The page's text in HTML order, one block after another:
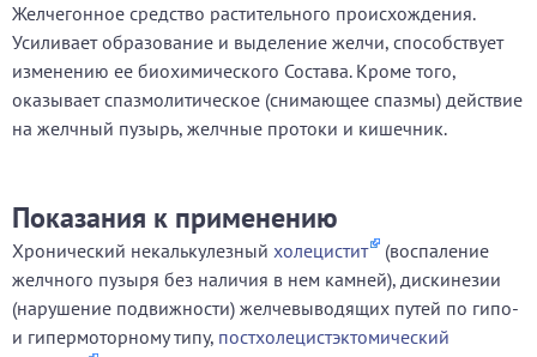
Желчегонное средство растительного происхождения.
Усиливает образование и выделение желчи, способствует
изменению ее биохимического Состава. Кроме того,
оказывает спазмолитическое (снимающее спазмы) действие
на желчный пузырь, желчные протоки и кишечник.
Показания к применению
Хронический некалькулезный холецистит
(воспаление
желчного пузыря без наличия в нем камней), дискинезии
(нарушение подвижности) желчевыводящих путей по гипо-
и гипермоторному типу, постхолецистэктомический